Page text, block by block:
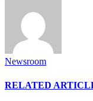
Newsroom
RELATED